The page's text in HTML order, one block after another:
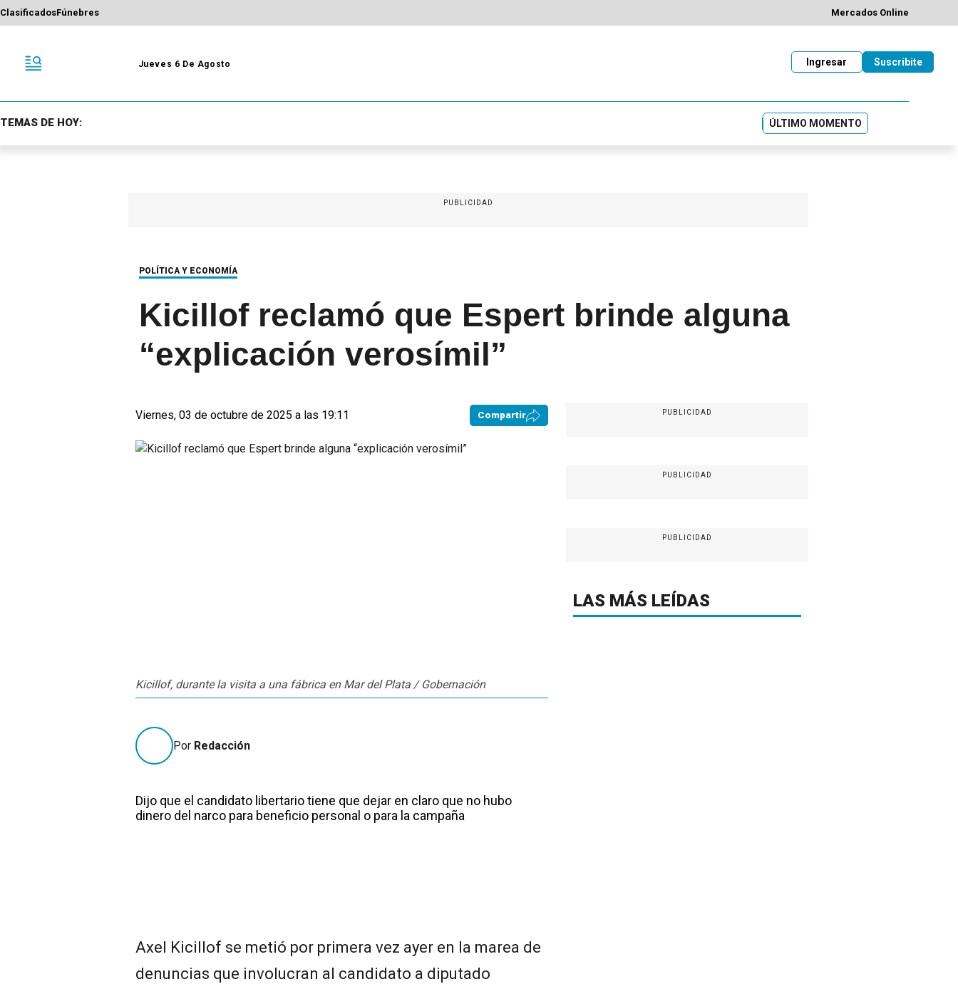
ClasificadosFúnebres Mercados Online
Jueves 6 De Agosto Suscribite
Ingresar
TEMAS DE HOY: ÚLTIMO MOMENTO
PUBLICIDAD
POLÍTICA Y ECONOMÍA
Kicillof reclamó que Espert brinde alguna
“explicación verosímil”
Viernes, 03 de octubre de 2025 a las 19:11 Compartir
Kicillof, durante la visita a una fábrica en Mar del Plata / Gobernación
Por Redacción
Dijo que el candidato libertario tiene que dejar en claro que no hubo
dinero del narco para beneficio personal o para la campaña
Axel Kicillof se metió por primera vez ayer en la marea de
denuncias que involucran al candidato a diputado
PUBLICIDAD
PUBLICIDAD
PUBLICIDAD
LAS MÁS LEÍDAS